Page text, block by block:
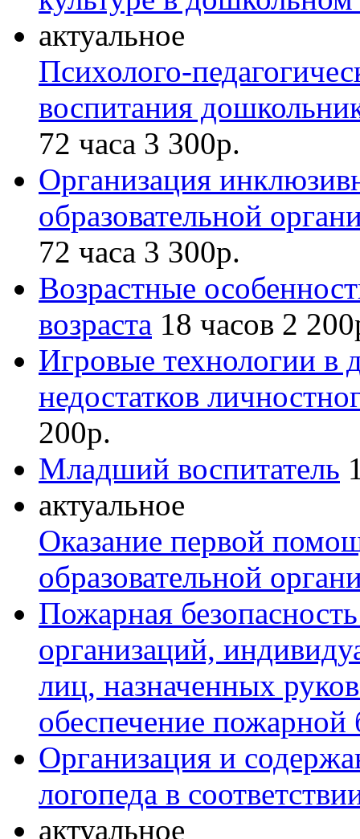
актуальное
Психолого-
воспитания
72 часа 3 300р.
Организация
образовательной
72 часа 3 300р.
Возрастные
возраста 18 часов 2
Игровые технологии в
недостатков
200р.
Младший воспитатель
актуальное
Оказание первой
образовательной
Пожарная
организаций,
лиц, назначенных
обеспечение пожарной
Организация и
логопеда в
актуальное